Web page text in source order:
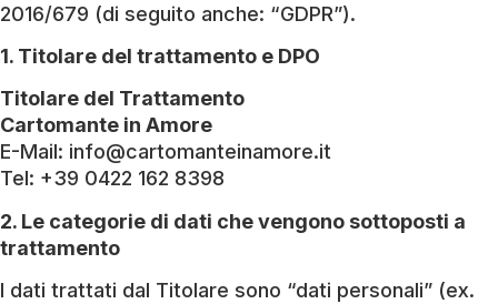
2016/679 (di seguito anche: “GDPR”).
1. Titolare del trattamento e DPO
Titolare del Trattamento
Cartomante in Amore
E-Mail: info@cartomanteinamore.it
Tel: +39 0422 162 8398
2. Le categorie di dati che vengono sottoposti a
trattamento
I dati trattati dal Titolare sono “dati personali” (ex.